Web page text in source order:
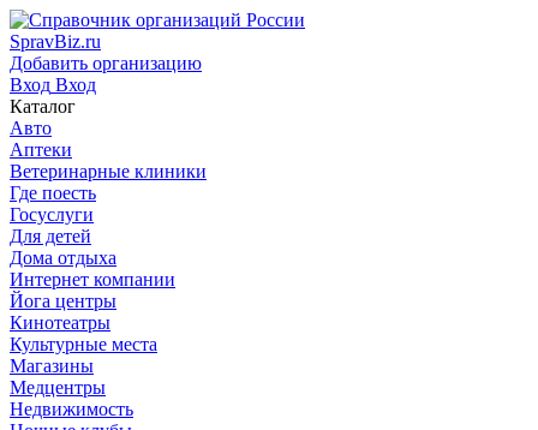
SpravBiz.ru
Добавить организацию
Вход Вход
Каталог
Авто
Аптеки
Ветеринарные клиники
Где поесть
Госуслуги
Для детей
Дома отдыха
Интернет компании
Йога центры
Кинотеатры
Культурные места
Магазины
Медцентры
Недвижимость